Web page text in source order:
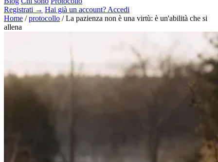
Registrati → Hai già un account? Accedi
Home / protocollo / La pazienza non è una virtù: è un'abilità che si
allena